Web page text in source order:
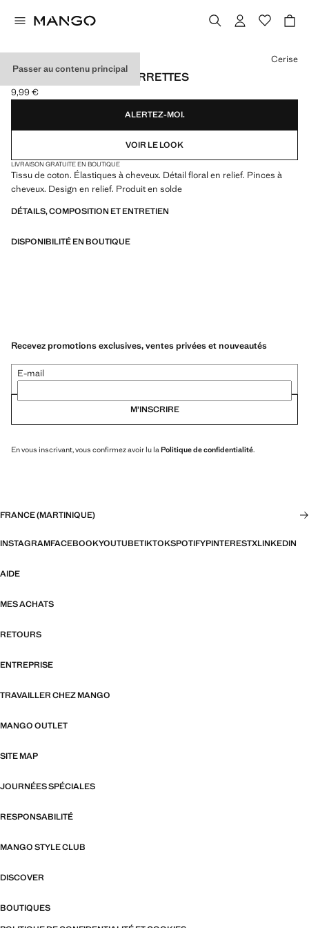
Passer au contenu principal
LOT ÉLASTIQUES ET BARRETTES
Prix actuel [9,99 € ]
9,99 €
Choisissez une couleur
Cerise
ALERTEZ-MOI.
VOIR LE LOOK
LIVRAISON GRATUITE EN BOUTIQUE
Tissu de coton. Élastiques à cheveux. Détail floral en relief. Pinces à
cheveux. Design en relief. Produit en solde
DÉTAILS, COMPOSITION ET ENTRETIEN
DISPONIBILITÉ EN BOUTIQUE
Recevez promotions exclusives, ventes privées et nouveautés
E-mail
M’INSCRIRE
En vous inscrivant, vous confirmez avoir lu la Politique de confidentialité.
FRANCE (MARTINIQUE)
INSTAGRAMFACEBOOKYOUTUBETIKTOKSPOTIFYPINTERESTXLINKEDIN
AIDE
MES ACHATS
RETOURS
ENTREPRISE
TRAVAILLER CHEZ MANGO
MANGO OUTLET
SITE MAP
JOURNÉES SPÉCIALES
RESPONSABILITÉ
MANGO STYLE CLUB
DISCOVER
BOUTIQUES